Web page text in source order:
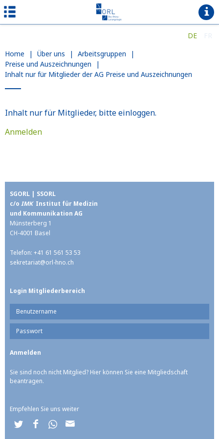
DE
FR
Home
| Über uns | Arbeitsgruppen
|
Preise und Auszeichnungen
|
Inhalt nur für Mitglieder der AG Preise und Auszeichnungen
Inhalt nur für Mitglieder, bitte einloggen.
Anmelden
SGORL | SSORL
c/o IMKInstitut für Medizin
und Kommunikation AG
Münsterberg 1
CH-4001 Basel
Telefon: +41 61 561 53 53
sekretariat@orl-hno.ch
Login Mitgliederbereich
Sie sind noch nicht Mitglied? Hier können Sie eine Mitgliedschaft
beantragen.
Empfehlen Sie uns weiter